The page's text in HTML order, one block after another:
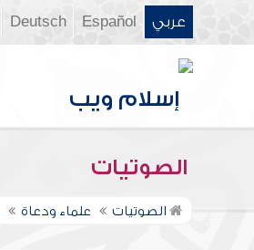
عربي Español
Deutsch
الصوتيات
الصوتيات علماء ودعاة